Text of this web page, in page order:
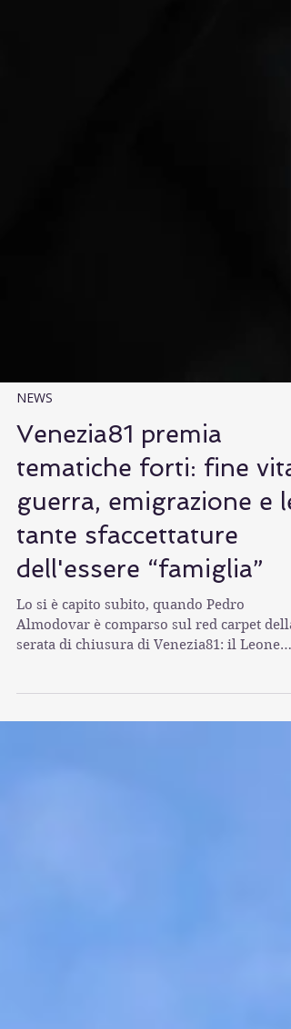
NEWS
Venezia81 premia
tematiche forti: fine vita,
guerra, emigrazione e le
tante sfaccettature
dell'essere “famiglia”
serata di chiusura di Venezia81: il Leone